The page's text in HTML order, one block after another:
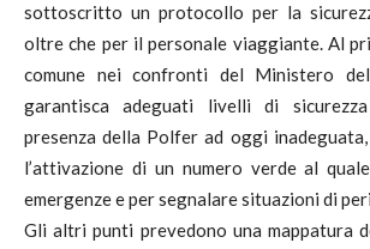
sottoscritto un protocollo per la
oltre che per il personale viaggiante. Al
comune nei confronti del Ministero
garantisca adeguati livelli di
presenza della Polfer ad oggi
l’attivazione di un numero verde al
emergenze e per segnalare situazioni di
Gli altri punti prevedono una mappatura